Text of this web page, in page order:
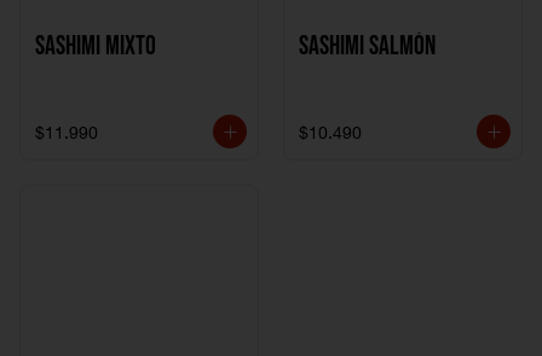
Sashimi Mixto
$11.990
Sashimi Salmón
$10.490